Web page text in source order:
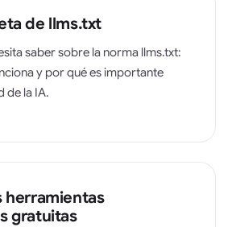
de llms.txt
saber sobre la norma llms.txt:
y por qué es importante
de la IA.
herramientas
gratuitas